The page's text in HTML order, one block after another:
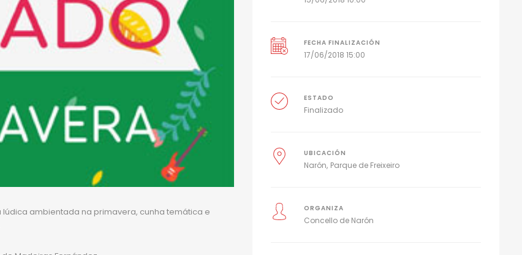
ambientada na primavera, cunha temática e
FECHA FINALIZACIÓN
17/06/2018 15:00
ESTADO
Finalizado
UBICACIÓN
Narón Parque de Freixeiro
ORGANIZA
Concello de Narón